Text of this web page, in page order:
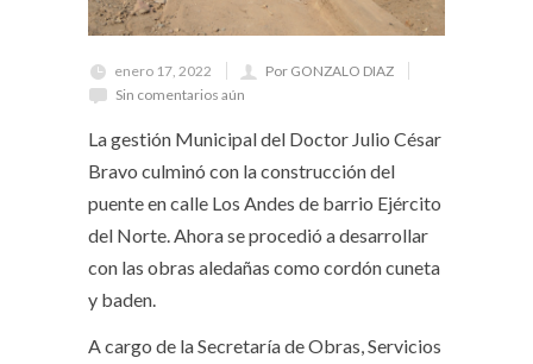
enero 17, 2022
Por GONZALO DIAZ
Sin comentarios aún
La gestión Municipal del Doctor Julio César
Bravo culminó con la construcción del
puente en calle Los Andes de barrio Ejército
del Norte. Ahora se procedió a desarrollar
con las obras aledañas como cordón cuneta
y baden.
A cargo de la Secretaría de Obras, Servicios